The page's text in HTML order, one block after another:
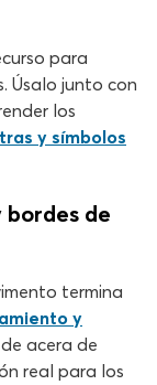
para
Úsalo junto con
los
y símbolos
bordes de
termina
y
acera de
real para los